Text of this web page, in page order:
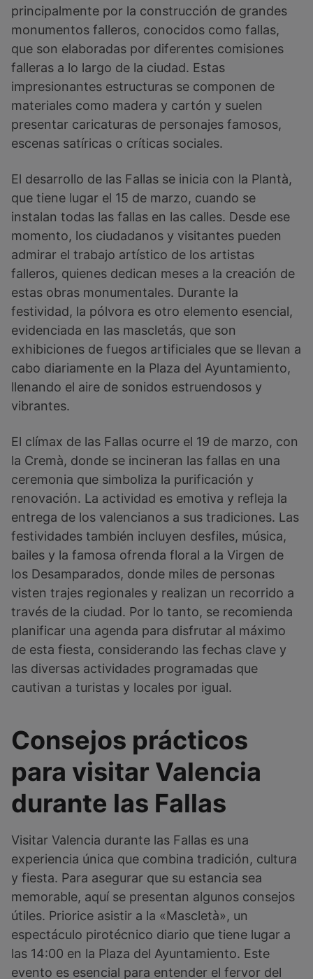
principalmente por la construcción de grandes
monumentos falleros, conocidos como fallas,
que son elaboradas por diferentes comisiones
falleras a lo largo de la ciudad. Estas
impresionantes estructuras se componen de
materiales como madera y cartón y suelen
presentar caricaturas de personajes famosos,
escenas satíricas o críticas sociales.
El desarrollo de las Fallas se inicia con la Plantà,
que tiene lugar el 15 de marzo, cuando se
instalan todas las fallas en las calles. Desde ese
momento, los ciudadanos y visitantes pueden
admirar el trabajo artístico de los artistas
falleros, quienes dedican meses a la creación de
estas obras monumentales. Durante la
festividad, la pólvora es otro elemento esencial,
evidenciada en las mascletás, que son
exhibiciones de fuegos artificiales que se llevan a
cabo diariamente en la Plaza del Ayuntamiento,
llenando el aire de sonidos estruendosos y
vibrantes.
El clímax de las Fallas ocurre el 19 de marzo, con
la Cremà, donde se incineran las fallas en una
ceremonia que simboliza la purificación y
renovación. La actividad es emotiva y refleja la
entrega de los valencianos a sus tradiciones. Las
festividades también incluyen desfiles, música,
bailes y la famosa ofrenda floral a la Virgen de
los Desamparados, donde miles de personas
visten trajes regionales y realizan un recorrido a
través de la ciudad. Por lo tanto, se recomienda
planificar una agenda para disfrutar al máximo
de esta fiesta, considerando las fechas clave y
las diversas actividades programadas que
cautivan a turistas y locales por igual.
Consejos prácticos
para visitar Valencia
durante las Fallas
Visitar Valencia durante las Fallas es una
experiencia única que combina tradición, cultura
y fiesta. Para asegurar que su estancia sea
memorable, aquí se presentan algunos consejos
útiles. Priorice asistir a la «Mascletà», un
espectáculo pirotécnico diario que tiene lugar a
las 14:00 en la Plaza del Ayuntamiento. Este
evento es esencial para entender el fervor del